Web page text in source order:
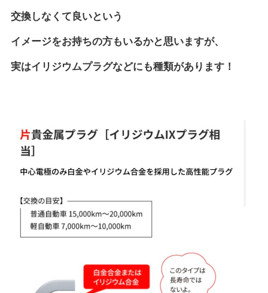
交換しなくて良いという
イメージをお持ちの方もいるかと思いますが、
実はイリジウムプラグなどにも種類があります！